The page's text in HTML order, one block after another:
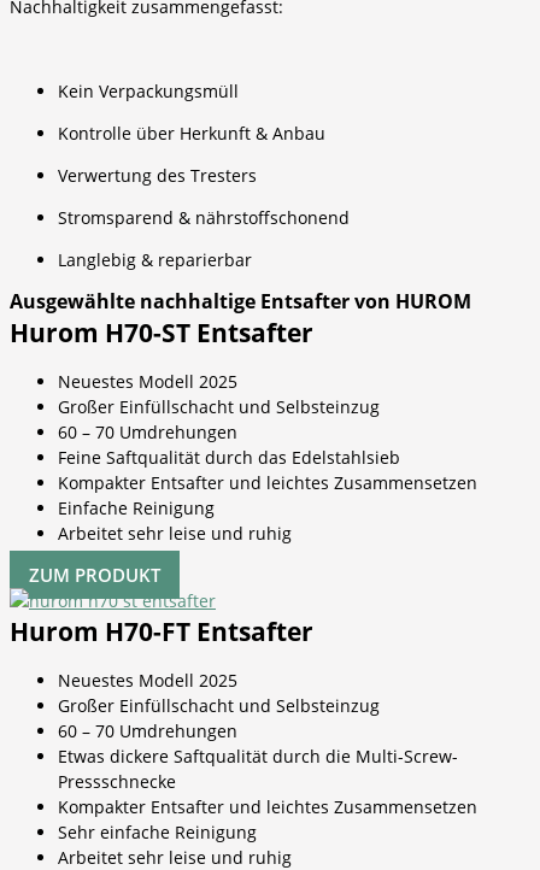
Nachhaltigkeit zusammengefasst:
Kein Verpackungsmüll
Kontrolle über Herkunft & Anbau
Verwertung des Tresters
Stromsparend & nährstoffschonend
Langlebig & reparierbar
Ausgewählte nachhaltige Entsafter von HUROM
Hurom H70-ST Entsafter
Neuestes Modell 2025
Großer Einfüllschacht und Selbsteinzug
60 – 70 Umdrehungen
Feine Saftqualität durch das Edelstahlsieb
Kompakter Entsafter und leichtes Zusammensetzen
Einfache Reinigung
Arbeitet sehr leise und ruhig
ZUM PRODUKT
Hurom H70-FT Entsafter
Neuestes Modell 2025
Großer Einfüllschacht und Selbsteinzug
60 – 70 Umdrehungen
Etwas dickere Saftqualität durch die Multi-Screw-
Pressschnecke
Kompakter Entsafter und leichtes Zusammensetzen
Sehr einfache Reinigung
Arbeitet sehr leise und ruhig